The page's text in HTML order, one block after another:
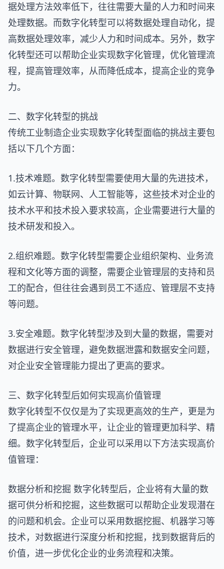
据处理方法效率低下，往往需要大量的人力和时间来
处理数据。而数字化转型可以将数据处理自动化，提
高数据处理效率，减少人力和时间成本。另外，数字
化转型还可以帮助企业实现数字化管理，优化管理流
程，提高管理效率，从而降低成本，提高企业的竞争
力。
二、数字化转型的挑战
传统工业制造企业实现数字化转型面临的挑战主要包
括以下几个方面：
1.技术难题。数字化转型需要使用大量的先进技术，
如云计算、物联网、人工智能等，这些技术对企业的
技术水平和技术投入要求较高，企业需要进行大量的
技术研发和投入。
2.组织难题。数字化转型需要企业组织架构、业务流
程和文化等方面的调整，需要企业管理层的支持和员
工的配合，但往往会遇到员工不适应、管理层不支持
等问题。
3.安全难题。数字化转型涉及到大量的数据，需要对
数据进行安全管理，避免数据泄露和数据安全问题，
对企业安全管理能力提出了更高的要求。
三、数字化转型后如何实现高价值管理
数字化转型不仅仅是为了实现更高效的生产，更是为
了提高企业的管理水平，让企业的管理更加科学、精
细。数字化转型后，企业可以采用以下方法实现高价
值管理：
数据分析和挖掘 数字化转型后，企业将有大量的数
据可供分析和挖掘，这些数据可以帮助企业发现潜在
的问题和机会。企业可以采用数据挖掘、机器学习等
技术，对数据进行深度分析和挖掘，找到数据背后的
价值，进一步优化企业的业务流程和决策。